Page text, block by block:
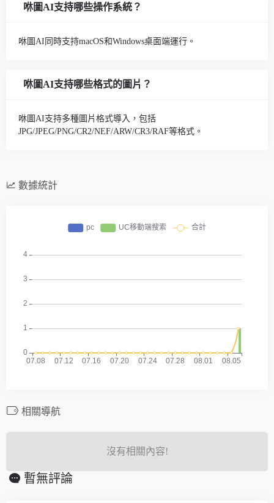
咻圖AI支持哪些操作系統？
咻圖AI同時支持macOS和Windows桌面端運行。
咻圖AI支持哪些格式的圖片？
咻圖AI支持多種圖片格式導入，包括
JPG/JPEG/PNG/CR2/NEF/ARW/CR3/RAF等格式。
數據統計
相關導航
沒有相關內容!
暫無評論